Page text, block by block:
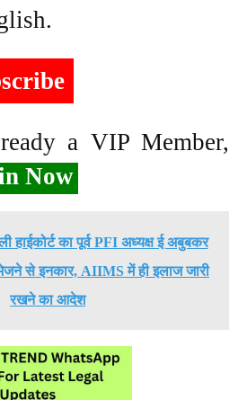
a VIP Member,
Now
हाईकोर्ट का पूर्व PFI अध्यक्ष ई अबुबकर
से इनकार, AIIMS में ही इलाज जारी
रखने का आदेश